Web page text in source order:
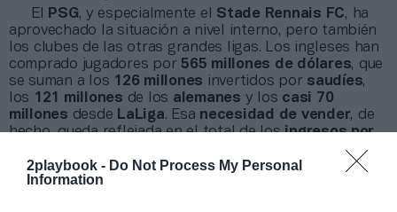
2playbook - Do Not Process My Personal
Information
El
PSG, y especialmente el Stade Rennais FC, ha
aprovechado la situación a nivel interno, pero también
los clubes de las otras grandes ligas. Los ingleses han
comprado jugadores por 565 millones de dólares, que
se suman a los 126 millones invertidos por saudíes,
los 121 millones de los alemanes y los casi 70
millones desde LaLiga. Esa necesidad de vender, de
hecho, queda reflejada en el total de losingresos por
1.270
millones de dólares, un68,2% más interanual
y el
doble que en2022